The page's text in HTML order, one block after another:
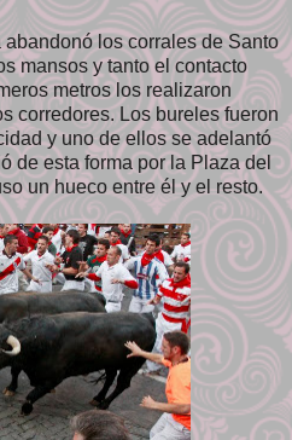
los corrales de Santo
mansos y tanto el contacto
metros los realizaron
corredores. Los bureles fueron
y uno de ellos se adelantó
de esta forma por la Plaza del
un hueco entre él y el resto.